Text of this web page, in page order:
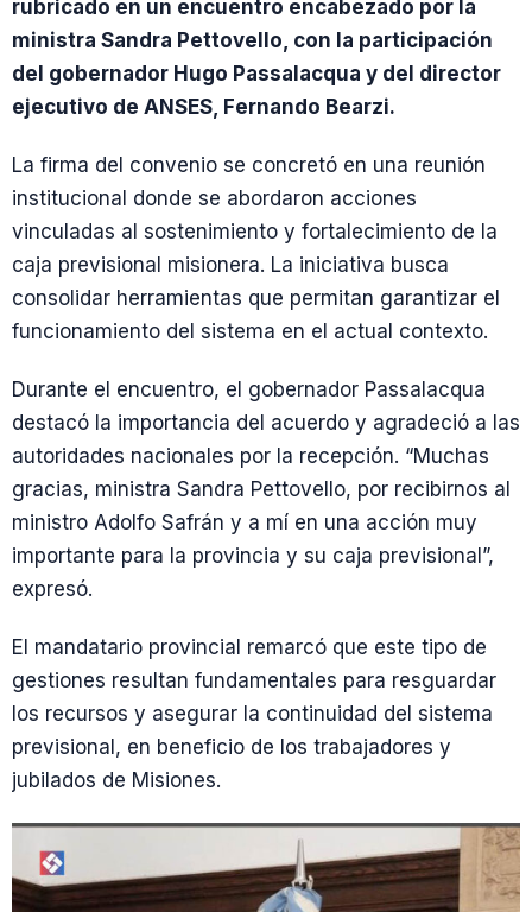
rubricado en un encuentro encabezado por la
ministra Sandra Pettovello, con la participación
del gobernador Hugo Passalacqua y del director
ejecutivo de ANSES, Fernando Bearzi.
La firma del convenio se concretó en una reunión
institucional donde se abordaron acciones
vinculadas al sostenimiento y fortalecimiento de la
caja previsional misionera. La iniciativa busca
consolidar herramientas que permitan garantizar el
funcionamiento del sistema en el actual contexto.
Durante el encuentro, el gobernador Passalacqua
destacó la importancia del acuerdo y agradeció a las
autoridades nacionales por la recepción. “Muchas
gracias, ministra Sandra Pettovello, por recibirnos al
ministro Adolfo Safrán y a mí en una acción muy
importante para la provincia y su caja previsional”,
expresó.
El mandatario provincial remarcó que este tipo de
gestiones resultan fundamentales para resguardar
los recursos y asegurar la continuidad del sistema
previsional, en beneficio de los trabajadores y
jubilados de Misiones.